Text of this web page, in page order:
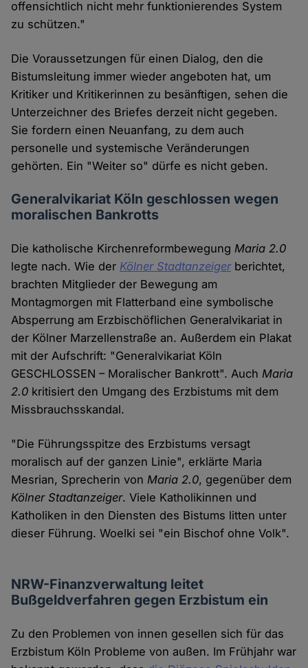
offensichtlich nicht mehr funktionierendes System
zu schützen."
Die Voraussetzungen für einen Dialog, den die
Bistumsleitung immer wieder angeboten hat, um
Kritiker und Kritikerinnen zu besänftigen, sehen die
Unterzeichner des Briefes derzeit nicht gegeben.
Sie fordern einen Neuanfang, zu dem auch
personelle und systemische Veränderungen
gehörten. Ein "Weiter so" dürfe es nicht geben.
Generalvikariat Köln geschlossen wegen
moralischen Bankrotts
Die katholische KirchenreformbewegungMaria 2.0
legte nach. Wie der Kölner Stadtanzeigerberichtet,
brachten Mitglieder der Bewegung am
Montagmorgen mit Flatterband eine symbolische
Absperrung am Erzbischöflichen Generalvikariat in
der Kölner Marzellenstraße an. Außerdem ein Plakat
mit der Aufschrift: "Generalvikariat Köln
GESCHLOSSEN – Moralischer Bankrott". AuchMaria
2.0 kritisiert den Umgang des Erzbistums mit dem
Missbrauchsskandal.
"Die Führungsspitze des Erzbistums versagt
moralisch auf der ganzen Linie", erklärte Maria
Mesrian, Sprecherin vonMaria 2.0, gegenüber dem
Kölner Stadtanzeiger. Viele Katholikinnen und
Katholiken in den Diensten des Bistums litten unter
dieser Führung. Woelki sei "ein Bischof ohne Volk".
NRW-Finanzverwaltung leitet
Bußgeldverfahren gegen Erzbistum ein
Zu den Problemen von innen gesellen sich für das
Erzbistum Köln Probleme von außen. Im Frühjahr war